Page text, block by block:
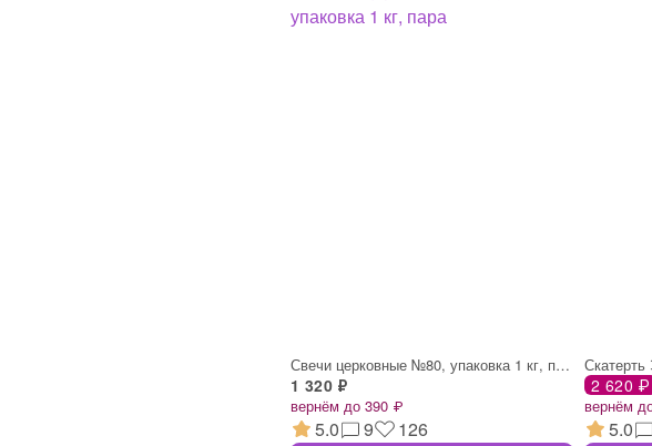
Свечи церковные №80, упаковка 1 кг, пара
1 320 ₽
вернём до 390 ₽
5.0 9 126
Скатерть
2 620 ₽
вернём
5.0